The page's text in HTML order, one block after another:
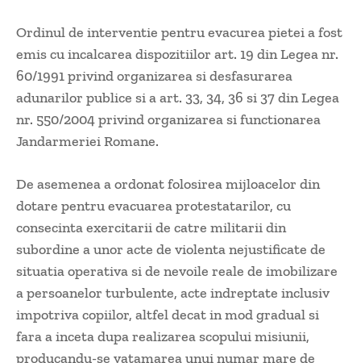
Ordinul de interventie pentru evacurea pietei a fost
emis cu incalcarea dispozitiilor art. 19 din Legea nr.
60/1991 privind organizarea si desfasurarea
adunarilor publice si a art. 33, 34, 36 si 37 din Legea
nr. 550/2004 privind organizarea si functionarea
Jandarmeriei Romane.
De asemenea a ordonat folosirea mijloacelor din
dotare pentru evacuarea protestatarilor, cu
consecinta exercitarii de catre militarii din
subordine a unor acte de violenta nejustificate de
situatia operativa si de nevoile reale de imobilizare
a persoanelor turbulente, acte indreptate inclusiv
impotriva copiilor, altfel decat in mod gradual si
fara a inceta dupa realizarea scopului misiunii,
producandu-se vatamarea unui numar mare de